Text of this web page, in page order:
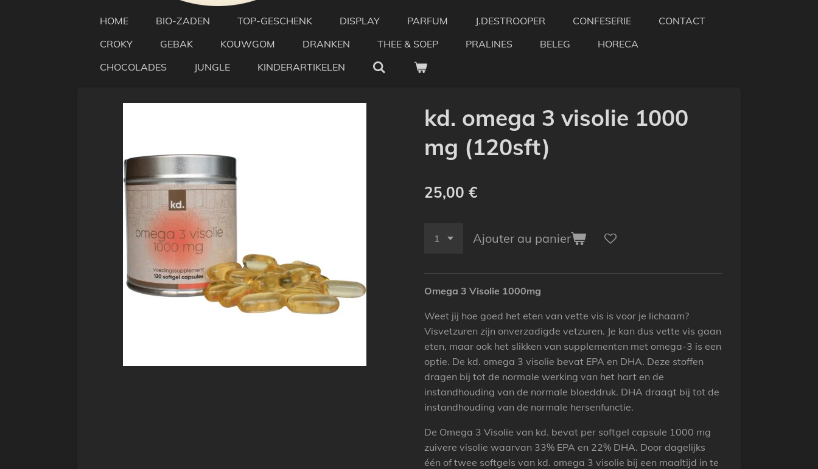
HOME BIO-ZADEN TOP-GESCHENK DISPLAY PARFUM J.DESTROOPER CONFESERIE
CONTACT
CROKY
GEBAK KOUWGOM DRANKEN THEE & SOEP PRALINES BELEG
HORECA
CHOCOLADES
JUNGLE KINDERARTIKELEN
kd. omega 3 visolie 1000
mg (120sft)
25,00 €
Ajouter au panier
Omega 3 Visolie 1000mg
Weet jij hoe goed het eten van vette vis is voor je lichaam?
Visvetzuren zijn onverzadigde vetzuren. Je kan dus vette vis gaan
eten, maar ook het slikken van supplementen met omega-3 is een
optie. De kd. omega 3 visolie bevat EPA en DHA. Deze stoffen
dragen bij tot de normale werking van het hart en de
instandhouding van de normale bloeddruk. DHA draagt bij tot de
instandhouding van de normale hersenfunctie.
De Omega 3 Visolie van kd. bevat per softgel capsule 1000 mg
zuivere visolie waarvan 33% EPA en 22% DHA. Door dagelijks
één of twee softgels van kd. omega 3 visolie bij een maaltijd in te